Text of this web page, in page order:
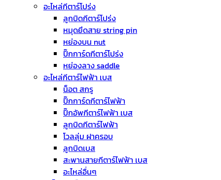
อะไหล่กีตาร์โปร่ง
ลูกบิดกีตาร์โปร่ง
หมุดยึดสาย string pin
หย่องบน nut
ปิ๊กการ์ดกีตาร์โปร่ง
หย่องลาง saddle
อะไหล่กีตาร์ไฟฟ้า เบส
น็อต สกรู
ปิ๊กการ์ดกีตาร์ไฟฟ้า
ปิ๊กอัพกีตาร์ไฟฟ้า เบส
ลูกบิดกีตาร์ไฟฟ้า
โวลลุ่ม ฝาครอบ
ลูกบิดเบส
สะพานสายกีตาร์ไฟฟ้า เบส
อะไหล่อื่นๆ